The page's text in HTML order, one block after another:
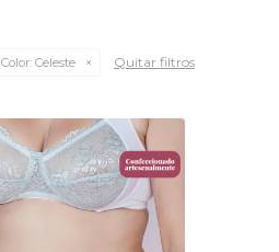
Color: Celeste Quitar filtros